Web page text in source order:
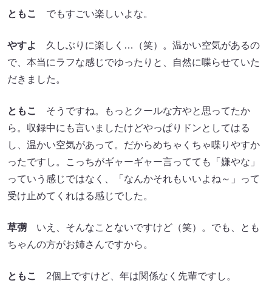
ともこ でもすごい楽しいよな。
やすよ
久しぶりに楽しく…（笑）。温かい空気があるの
で、本当にラフな感じでゆったりと、自然に喋らせていた
だきました。
ともこ
そうですね。もっとクールな方やと思ってたか
ら。収録中にも言いましたけどやっぱりドンとしてはる
し、温かい空気があって。だからめちゃくちゃ喋りやすか
ったですし。こっちがギャーギャー言ってても「嫌やな」
っていう感じではなく、「なんかそれもいいよね～」って
受け止めてくれはる感じでした。
草彅 いえ、そんなことないですけど（笑）。でも、とも
ちゃんの方がお姉さんですから。
ともこ 2個上ですけど、年は関係なく先輩ですし。